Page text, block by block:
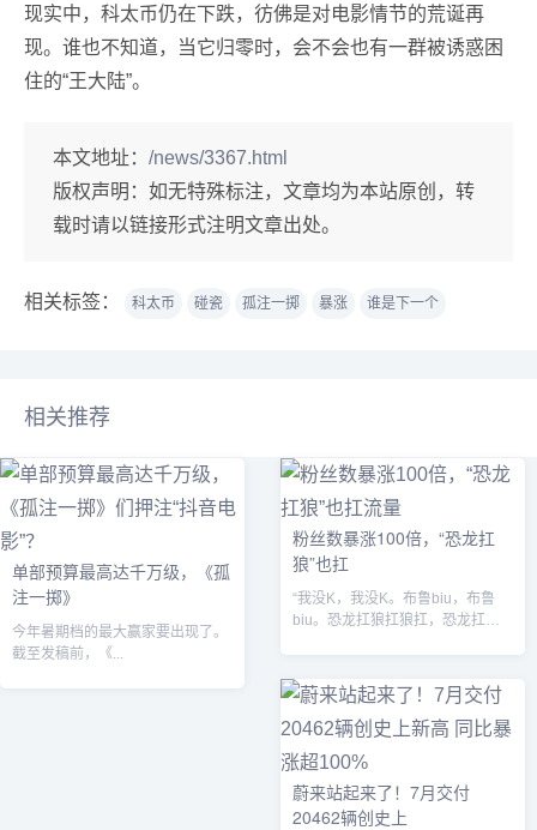
现实中，科太币仍在下跌，彷佛是对电影情节的荒诞再
现。谁也不知道，当它归零时，会不会也有一群被诱惑困
住的“王大陆”。
本文地址： /news/3367.html
版权声明： 如无特殊标注，文章均为本站原创，转
载时请以链接形式注明文章出处。
相关标签： 科太币 碰瓷 孤注一掷 暴涨 谁是下一个
相关推荐
单部预算最高达千万级，《孤
注一掷》
今年暑期档的最大赢家要出现了。
截至发稿前，《...
粉丝数暴涨100倍，“恐龙扛
狼”也扛
“我没K，我没K。布鲁biu，布鲁
biu。恐龙扛狼扛狼扛，恐龙扛狼
蔚来站起来了！7月交付
20462辆创史上